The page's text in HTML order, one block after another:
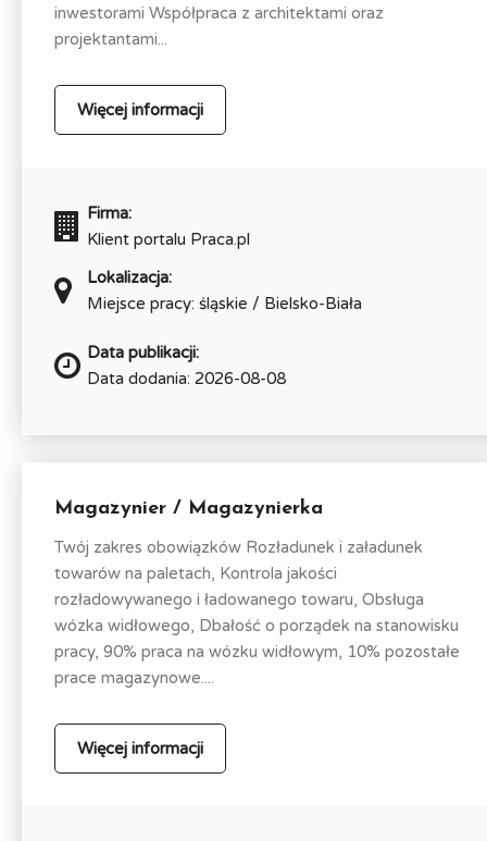
inwestorami Współpraca z architektami oraz
projektantami...
Więcej informacji
Firma:
Klient portalu Praca.pl
Lokalizacja:
Miejsce pracy: śląskie / Bielsko-Biała
Data publikacji:
Data dodania: 2026-08-08
Magazynier / Magazynierka
Twój zakres obowiązków Rozładunek i załadunek
towarów na paletach, Kontrola jakości
rozładowywanego i ładowanego towaru, Obsługa
wózka widłowego, Dbałość o porządek na stanowisku
pracy, 90% praca na wózku widłowym, 10% pozostałe
prace magazynowe....
Więcej informacji